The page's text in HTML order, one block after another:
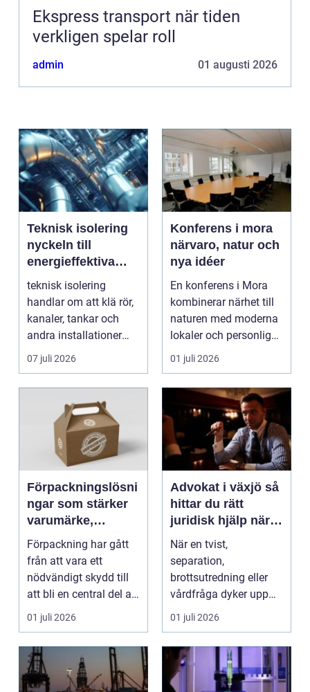
Ekspress transport när tiden
verkligen spelar roll
admin 01 augusti 2026
Teknisk isolering
nyckeln till
energieffektiva
och driftsäkra
anläggningar
teknisk isolering
handlar om att klä rör,
kanaler, tankar och
andra installationer
med isolermateria...
07 juli 2026
Konferens i mora
närvaro, natur och
nya idéer
En konferens i Mora
kombinerar närhet till
naturen med moderna
lokaler och personlig
service. För må...
01 juli 2026
Förpackningslösni
ngar som stärker
varumärke,
hållbarhet och
lönsamhet
Förpackning har gått
från att vara ett
nödvändigt skydd till
att bli en central del av
varumärket, k...
01 juli 2026
Advokat i växjö så
hittar du rätt
juridisk hjälp när
livet förändras
När en tvist,
separation,
brottsutredning eller
vårdfråga dyker upp
hamnar många i en
situation de a...
01 juli 2026